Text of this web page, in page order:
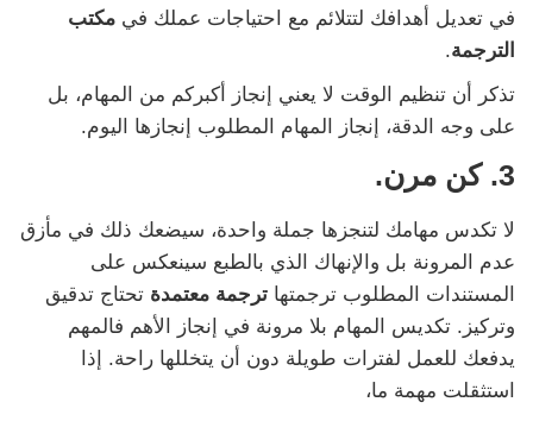
في تعديل أهدافك لتتلائم مع احتياجات عملك في مكتب
الترجمة.
تذكر أن تنظيم الوقت لا يعني إنجاز أكبركم من المهام، بل
على وجه الدقة، إنجاز المهام المطلوب إنجازها اليوم.
3. كن مرن.
لا تكدس مهامك لتنجزها جملة واحدة، سيضعك ذلك في مأزق
عدم المرونة بل والإنهاك الذي بالطبع سينعكس على
المستندات المطلوب ترجمتها ترجمة معتمدة تحتاج تدقيق
وتركيز. تكديس المهام بلا مرونة في إنجاز الأهم فالمهم
يدفعك للعمل لفترات طويلة دون أن يتخللها راحة. إذا
استثقلت مهمة ما،